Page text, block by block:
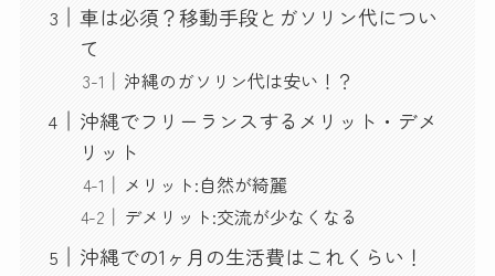
車は必須？移動手段とガソリン代につい
て
沖縄のガソリン代は安い！？
沖縄でフリーランスするメリット・デメ
リット
メリット:自然が綺麗
デメリット:交流が少なくなる
沖縄での1ヶ月の生活費はこれくらい！